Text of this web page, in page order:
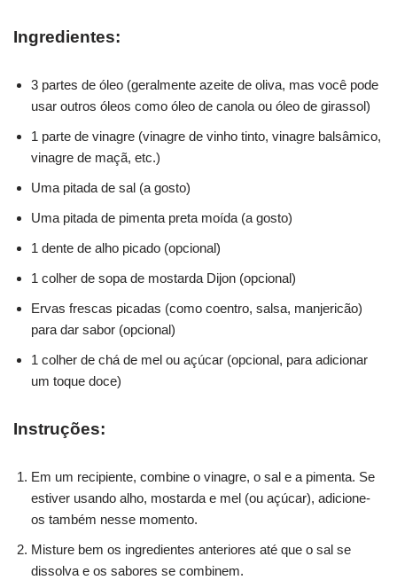
Ingredientes:
3 partes de óleo (geralmente azeite de oliva, mas você pode
usar outros óleos como óleo de canola ou óleo de girassol)
1 parte de vinagre (vinagre de vinho tinto, vinagre balsâmico,
vinagre de maçã, etc.)
Uma pitada de sal (a gosto)
Uma pitada de pimenta preta moída (a gosto)
1 dente de alho picado (opcional)
1 colher de sopa de mostarda Dijon (opcional)
Ervas frescas picadas (como coentro, salsa, manjericão)
para dar sabor (opcional)
1 colher de chá de mel ou açúcar (opcional, para adicionar
um toque doce)
Instruções:
Em um recipiente, combine o vinagre, o sal e a pimenta. Se
estiver usando alho, mostarda e mel (ou açúcar), adicione-
os também nesse momento.
Misture bem os ingredientes anteriores até que o sal se
dissolva e os sabores se combinem.